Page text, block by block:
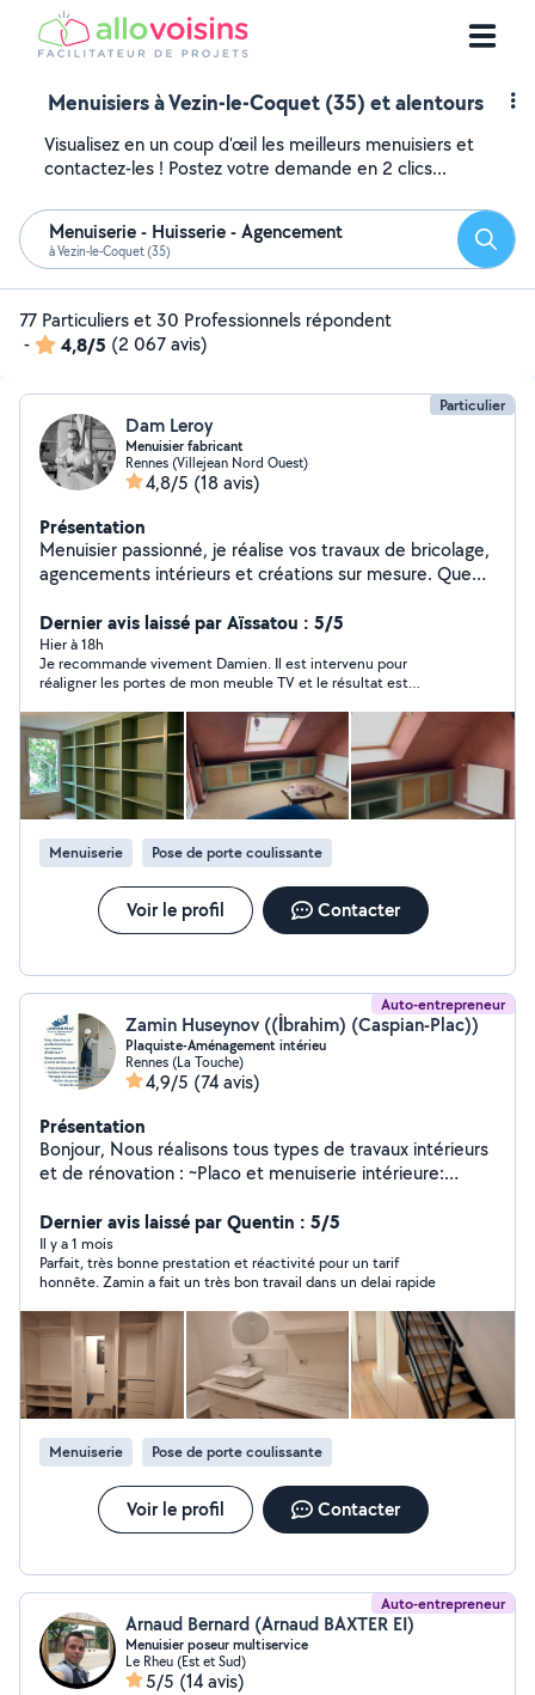
Menuisiers à Vezin-le-Coquet (35) et alentours
Visualisez en un coup d'œil les meilleurs menuisiers et
contactez-les ! Postez votre demande en 2 clics...
Menuiserie - Huisserie - Agencement
à Vezin-le-Coquet (35)
77 Particuliers et 30 Professionnels répondent
-
4,8/5 (2 067 avis)
Particulier
Dam Leroy
Menuisier fabricant
Rennes (Villejean Nord Ouest)
4,8/5 (18 avis)
Présentation
Menuisier passionné, je réalise vos travaux de bricolage,
agencements intérieurs et créations sur mesure. Que
d'espace, chaque projet est pensé dans le détail.
Dernier avis laissé par Aïssatou : 5/5
Hier à 18h
Je recommande vivement Damien. Il est intervenu pour
réaligner les portes de mon meuble TV et le résultat est
temps de faire les réglages avec soin. Merci pour ce travail de
qualité!
Menuiserie Pose de porte coulissante
Voir le profil Contacter
Auto-entrepreneur
Zamin Huseynov ((İbrahim) (Caspian-Plac))
Plaquiste-Aménagement intérieu
Rennes (La Touche)
4,9/5 (74 avis)
Présentation
Bonjour, Nous réalisons tous types de travaux intérieurs
et de rénovation : ~Placo et menuiserie intérieure:
isolation thermique et acoustique. ~Revêtements de sol
et finitions : pose de parquet, stratifié, linoleum,
carrelage, peinture et finitions diverses. ~Montage et
démontage de meubles : lits, armoires, cuisines,
bureaux, étagères, canapés montage. Démontage et
remontage lors d'un déménagement. ~Petits travaux et
bricolage : İnstallation de tringles à rideaux, lustres,
luminaires, étagères murales, fixation de téléviseurs.
~Travaux de rénovation. Rénovation complète de A à Z.
~Aide au déménagement : Chargement, déchargement
et déplacement d'objets lourds. Sérieux, ponctuels et
efficaces, nous travaillons avec soin et
professionnalisme. La satisfaction de nos clients est
notre priorité. Cordialement.
Dernier avis laissé par Quentin : 5/5
Il y a 1 mois
Parfait, très bonne prestation et réactivité pour un tarif
honnête. Zamin a fait un très bon travail dans un delai rapide
Menuiserie Pose de porte coulissante
Voir le profil Contacter
Auto-entrepreneur
Arnaud Bernard (Arnaud BAXTER EI)
Menuisier poseur multiservice
Le Rheu (Est et Sud)
5/5 (14 avis)